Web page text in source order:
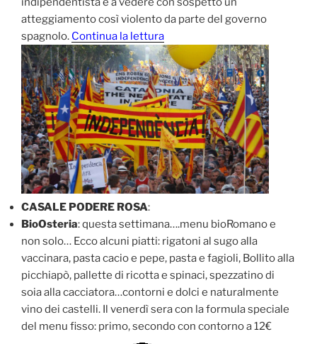
atteggiamento così violento da parte del governo
spagnolo. Continua la lettura
CASALE PODERE ROSA:
BioOsteria: questa settimana….menu bioRomano e
non solo… Ecco alcuni piatti: rigatoni al sugo alla
vaccinara, pasta cacio e pepe, pasta e fagioli, Bollito alla
picchiapò, pallette di ricotta e spinaci, spezzatino di
soia alla cacciatora…contorni e dolci e naturalmente
vino dei castelli. Il venerdì sera con la formula speciale
del menu fisso: primo, secondo con contorno a 12€